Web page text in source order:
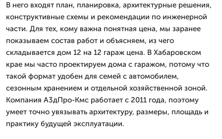
В него входят план, планировка, архитектурные решения,
конструктивные схемы и рекомендации по инженерной
части. Для тех, кому важна понятная цена, мы заранее
показываем состав работ и объясняем, из чего
складывается дом 12 на 12 гараж цена. В Хабаровском
крае мы часто проектируем дома с гаражом, потому что
такой формат удобен для семей с автомобилем,
сезонным хранением и отдельной хозяйственной зоной.
Компания А3дПро-Кмс работает с 2011 года, поэтому
умеет точно увязывать архитектуру, размеры, площадь и
практику будущей эксплуатации.